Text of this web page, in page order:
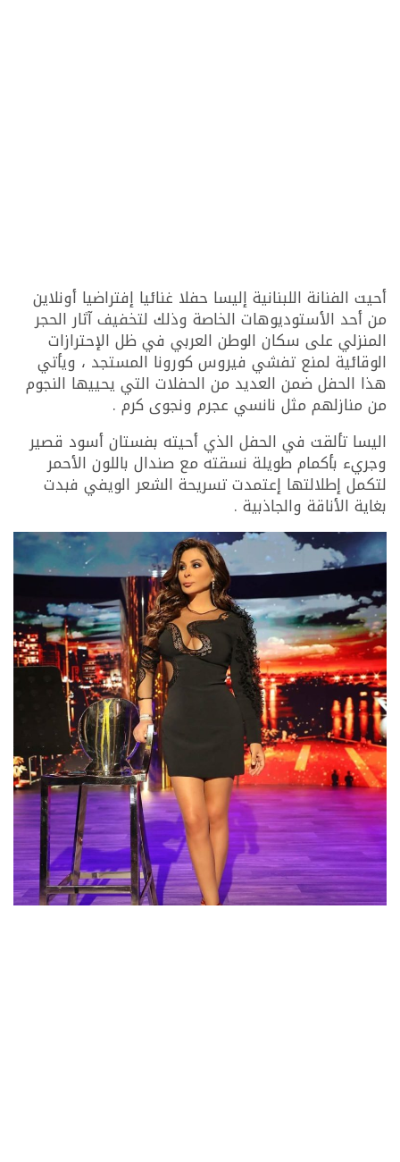
أحيت الفنانة اللبنانية إليسا حفلا غنائيا إفتراضيا أونلاين
من أحد الأستوديوهات الخاصة وذلك لتخفيف آثار الحجر
المنزلي على سكان الوطن العربي في ظل الإحترازات
الوقائية لمنع تفشي فيروس كورونا المستجد ، ويأتي
هذا الحفل ضمن العديد من الحفلات التي يحييها النجوم
من منازلهم مثل نانسي عجرم ونجوى كرم .
اليسا تألقت في الحفل الذي أحيته بفستان أسود قصير
وجريء بأكمام طويلة نسقته مع صندال باللون الأحمر
لتكمل إطلالتها إعتمدت تسريحة الشعر الويفي فبدت
بغاية الأناقة والجاذبية .